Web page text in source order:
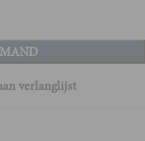
verlanglijst